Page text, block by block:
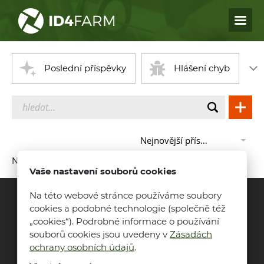
Webináře zdarma
Fórum
Atlas patogenů
Zaregistrujte se...
Přihlásit se
Přihlášení mohou přispívat do fóra. Pro přístup do
Poslední příspěvky Hlášení chyb
Nejnovější příspěvky
Nebyly nalezeny žádné příspěvky.
Vaše nastavení souborů cookies
Na této webové stránce používáme soubory
cookies a podobné technologie (společně též
„cookies“). Podrobné informace o používání
souborů cookies jsou uvedeny vZásadách
ochrany osobních údajů.